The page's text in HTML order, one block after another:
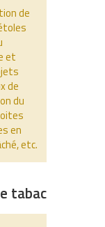
de
et
de
du
en
etc.
tabac